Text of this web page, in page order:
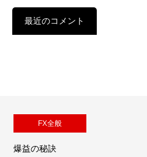
最近のコメント
FX全般
爆益の秘訣